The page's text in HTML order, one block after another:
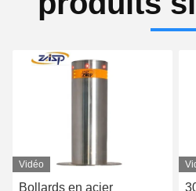
Vidéo
Bollards en acier